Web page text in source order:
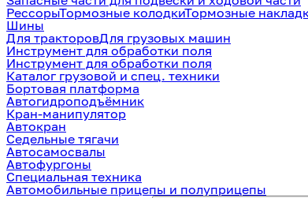
РессорыТормозные колодкиТормозные
Шины
Для тракторовДля грузовых машин
Инструмент для обработки поля
Инструмент для обработки поля
Каталог грузовой и спец. техники
Бортовая платформа
Автогидроподъёмник
Кран-манипулятор
Автокран
Седельные тягачи
Автосамосвалы
Автофургоны
Специальная техника
Автомобильные прицепы и полуприцепы